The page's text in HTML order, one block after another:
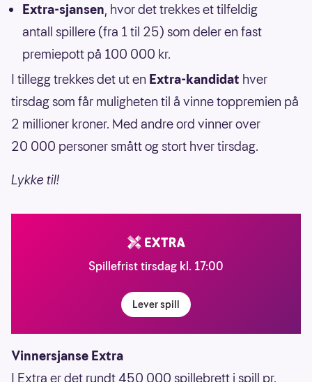
Extra-sjansen, hvor det trekkes et tilfeldig
antall spillere (fra 1 til 25) som deler en fast
premiepott på 100 000 kr.
I tillegg trekkes det ut en Extra-kandidat hver
tirsdag som får muligheten til å vinne toppremien på
2 millioner kroner. Med andre ord vinner over
20 000 personer smått og stort hver tirsdag.
Lykke til!
Spillefrist tirsdag kl. 17:00
Lever spill
Vinnersjanse Extra
I Extra er det rundt 450 000 spillebrett i spill pr.